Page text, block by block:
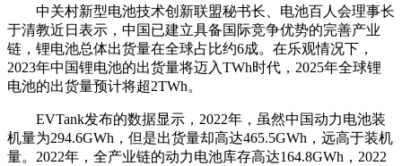
中关村新型电池技术创新联盟秘书长、电池百人会理事长
于清教近日表示，中国已建立具备国际竞争优势的完善产业
链，锂电池总体出货量在全球占比约6成。在乐观情况下，
2023年中国锂电池的出货量将迈入TWh时代，2025年全球锂
电池的出货量预计将超2TWh。
EVTank发布的数据显示，2022年，虽然中国动力电池装
机量为294.6GWh，但是出货量却高达465.5GWh，远高于装机
量。2022年，全产业链的动力电池库存高达164.8GWh，2022